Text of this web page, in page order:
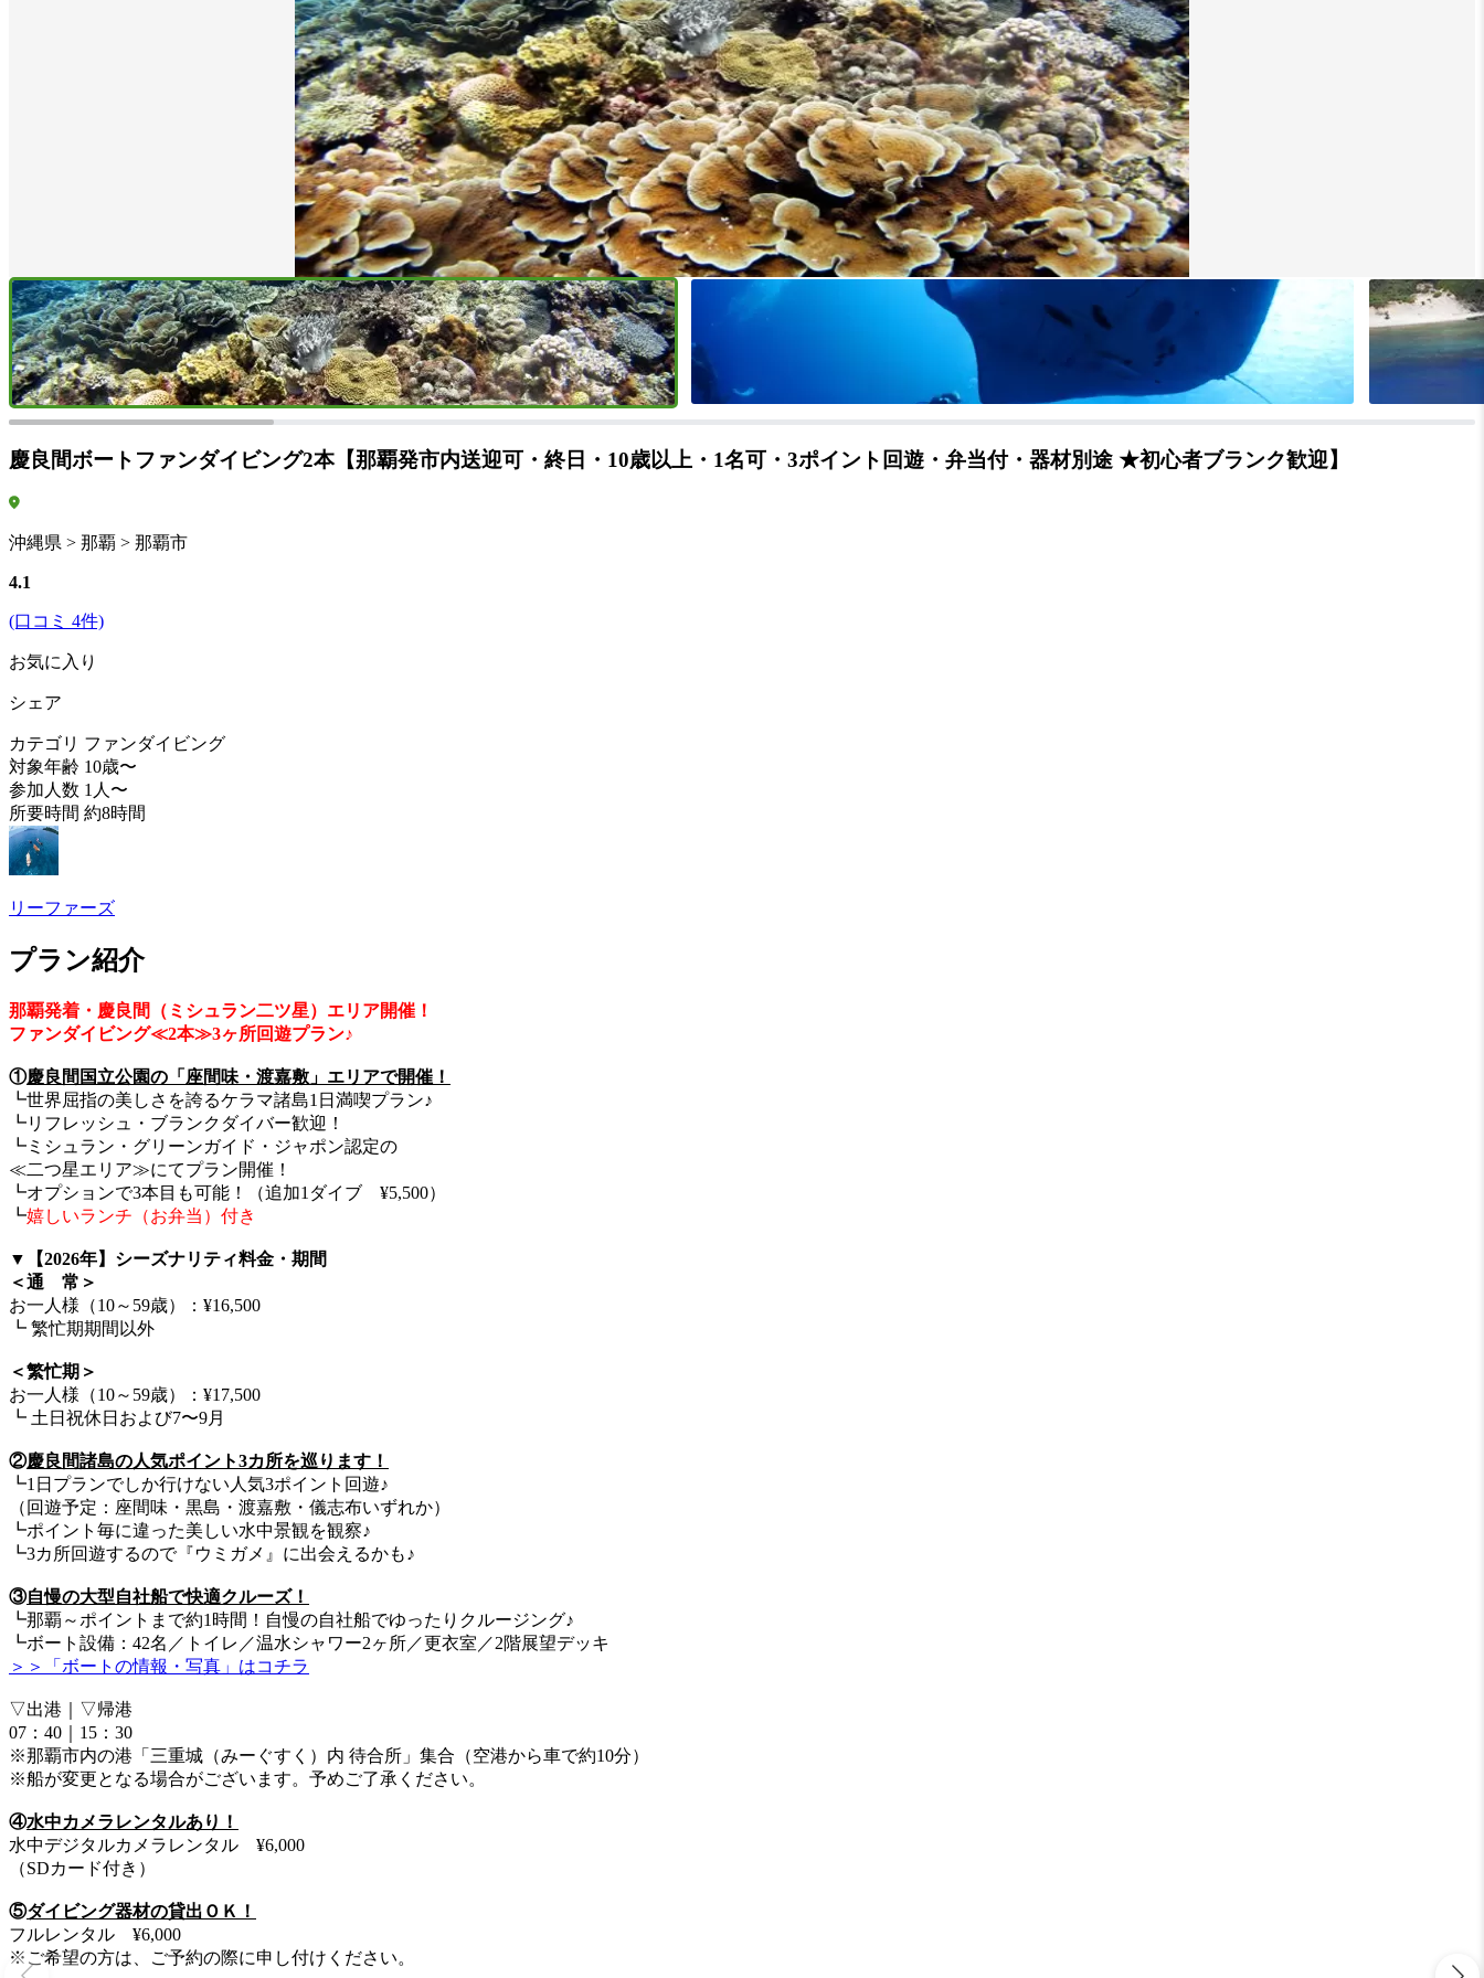
慶良間ボートファンダイビング2本【那覇発市内送迎可・終日・10歳以上・1名可・3ポイント回遊・弁当付・器材別途 ★初心者ブランク歓迎】
沖縄県 > 那覇 > 那覇市
4.1
(口コミ 4件)
お気に入り
シェア
カテゴリ ファンダイビング
対象年齢 10歳〜
参加人数 1人〜
所要時間 約8時間
リーファーズ
プラン紹介
那覇発着・慶良間（ミシュラン二ツ星）エリア開催！
ファンダイビング≪2本≫3ヶ所回遊プラン♪
①慶良間国立公園の「座間味・渡嘉敷」エリアで開催！
┗世界屈指の美しさを誇るケラマ諸島1日満喫プラン♪
┗リフレッシュ・ブランクダイバー歓迎！
┗ミシュラン・グリーンガイド・ジャポン認定の
≪二つ星エリア≫にてプラン開催！
┗オプションで3本目も可能！（追加1ダイブ ¥5,500）
┗嬉しいランチ（お弁当）付き
▼【2026年】シーズナリティ料金・期間
＜通 常＞
お一人様（10～59歳）：¥16,500
┗ 繁忙期期間以外
＜繁忙期＞
お一人様（10～59歳）：¥17,500
┗ 土日祝休日および7〜9月
②慶良間諸島の人気ポイント3カ所を巡ります！
┗1日プランでしか行けない人気3ポイント回遊♪
（回遊予定：座間味・黒島・渡嘉敷・儀志布いずれか）
┗ポイント毎に違った美しい水中景観を観察♪
┗3カ所回遊するので『ウミガメ』に出会えるかも♪
③自慢の大型自社船で快適クルーズ！
┗那覇～ポイントまで約1時間！自慢の自社船でゆったりクルージング♪
┗ボート設備：42名／トイレ／温水シャワー2ヶ所／更衣室／2階展望デッキ
＞＞「ボートの情報・写真」はコチラ
▽出港｜▽帰港
07：40｜15：30
※那覇市内の港「三重城（みーぐすく）内 待合所」集合（空港から車で約10分）
※船が変更となる場合がございます。予めご了承ください。
④水中カメラレンタルあり！
水中デジタルカメラレンタル ¥6,000
（SDカード付き）
⑤ダイビング器材の貸出ＯＫ！
フルレンタル ¥6,000
※ご希望の方は、ご予約の際に申し付けください。